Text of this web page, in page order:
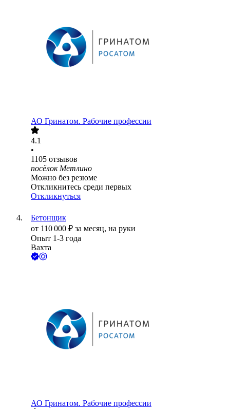
АО Гринатом. Рабочие профессии
4.1
•
1105 отзывов
посёлок Метлино
Можно без резюме
Откликнитесь среди первых
Откликнуться
Бетонщик
от 110 000 ₽ за месяц, на руки
Опыт 1-3 года
Вахта
АО Гринатом. Рабочие профессии